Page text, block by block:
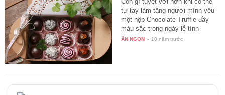
Còn gì tuyệt vời hơn khi có thể
tự tay làm tặng người mình yêu
một hộp Chocolate Truffle đầy
màu sắc trong ngày lễ tình
nhân…
ĂN NGON - 10 năm trước